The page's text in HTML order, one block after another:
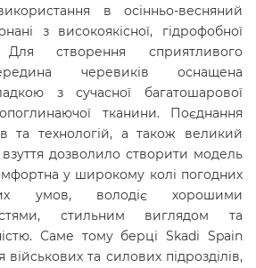
в осінньо-весняний
з високоякісної, гідрофобної
створення сприятливого
черевиків оснащена
зсучасної багатошарової
тканини. Поєднання
та технологій, а також великий
дозволило створити модель
у широкому колі погодних
умов, володіє хорошими
стильним виглядом та
Саме тому берці Skadi Spain
військових та силових підрозділів,